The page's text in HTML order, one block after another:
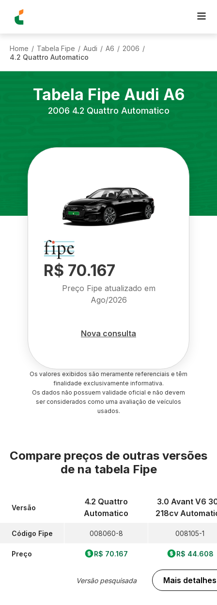
Home / Tabela Fipe / Audi / A6 / 2006 /
4.2 Quattro Automatico
Tabela Fipe Audi A6
2006 4.2 Quattro Automatico
R$ 70.167
Preço Fipe atualizado em
Ago/2026
Nova consulta
Os valores exibidos são meramente referenciais e têm
finalidade exclusivamente informativa.
Os dados não possuem validade oficial e não devem
ser considerados como uma avaliação de veículos
usados.
Compare preços de outras versões
de na tabela Fipe
Versão
Código Fipe
Preço
4.2 Quattro
Automatico
008060-8
R$ 70.167
Versão pesquisada
3.0 Avant V6
218cv
008105-1
R$ 44.608
Mais detalhes